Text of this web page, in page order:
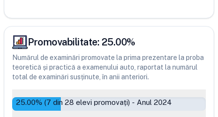
Promovabilitate: 25.00%
Numărul de examinări promovate la prima prezentare la proba
teoretică și practică a examenului auto, raportat la numărul
total de examinări susținute, în anii anteriori.
25.00% (7 din 28 elevi promovați) - Anul 2024